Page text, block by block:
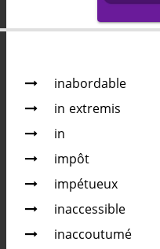
inabordable
in extremis
in
impôt
impétueux
inaccessible
inaccoutumé